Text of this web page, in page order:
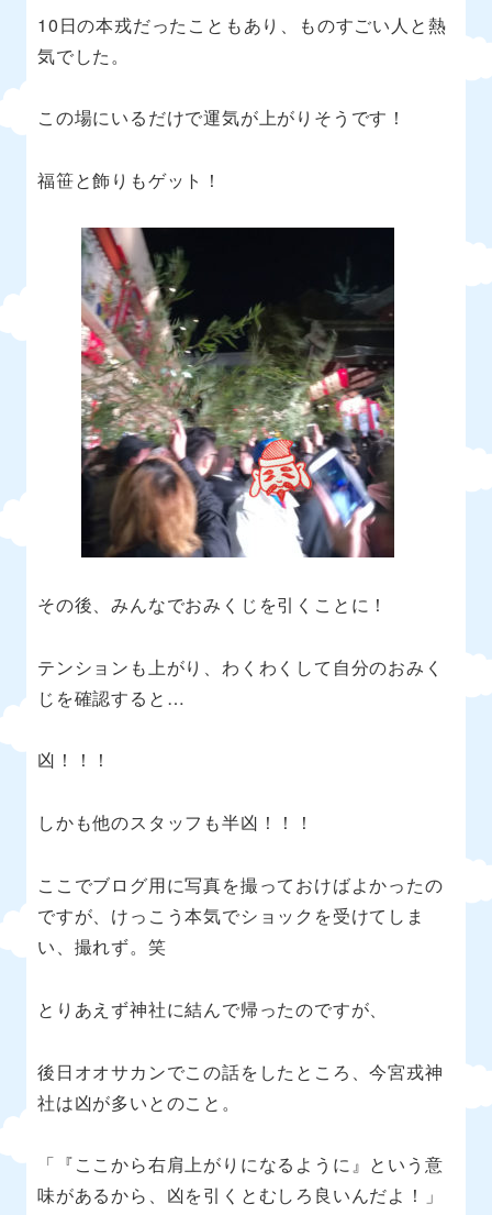
10日の本戎だったこともあり、ものすごい人と熱
気でした。
この場にいるだけで運気が上がりそうです！
福笹と飾りもゲット！
その後、みんなでおみくじを引くことに！
テンションも上がり、わくわくして自分のおみく
じを確認すると …
凶！！！
しかも他のスタッフも半凶！！！
ここでブログ用に写真を撮っておけばよかったの
ですが、けっこう本気でショックを受けてしま
い、撮れず。笑
とりあえず神社に結んで帰ったのですが、
後日オオサカンでこの話をしたところ、今宮戎神
社は凶が多いとのこと。
「『ここから右肩上がりになるように』という意
味があるから、凶を引くとむしろ良いんだよ！」